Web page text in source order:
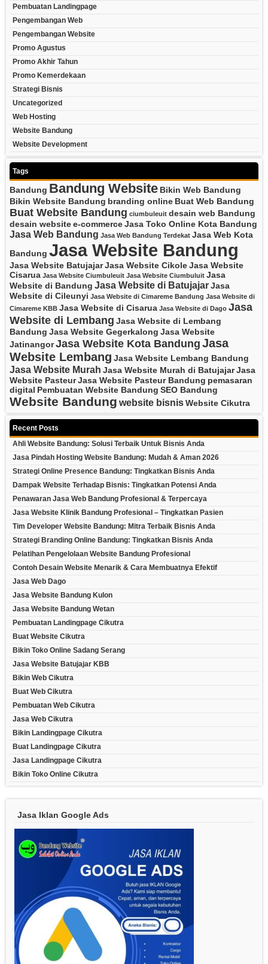
Pembuatan Landingpage
Pengembangan Web
Pengembangan Website
Promo Agustus
Promo Akhir Tahun
Promo Kemerdekaan
Strategi Bisnis
Uncategorized
Web Hosting
Website Bandung
Website Development
Tags
Bandung Bandung Website Bikin Web Bandung
Bikin Website Bandung branding online Buat Web Bandung
Buat Website Bandung ciumbuleuit desain web Bandung
desain websitee-commerceJasa Toko Online Kota Bandung
Jasa Web Bandung Jasa Web Bandung Terdekat Jasa Web Kota
Bandung Jasa Website Bandung
Jasa Website BatujajarJasa Website CikoleJasa Website
Cisarua Jasa Website Ciumbuleuit Jasa Website Ciumbuluit Jasa
Website di Bandung Jasa Website di BatujajarJasa
Website di Cileunyi Jasa Website di Cimareme Bandung Jasa Website di
Cimareme KBB Jasa Website di Cisarua Jasa Website di Dago Jasa
Website di Lembang Jasa Website di Lembang
Bandung Jasa Website Gegerkalong Jasa Website
JatinangorJasa Website Kota BandungJasa
Website Lembang Jasa Website Lembang Bandung
Jasa Website Murah Jasa Website Murah di BatujajarJasa
Website PasteurJasa Website Pasteur Bandung pemasaran
digital Pembuatan Website Bandung SEO Bandung
Website Bandung website bisnisWebsite Cikutra
Recent Posts
Ahli Website Bandung: Solusi Terbaik Untuk Bisnis Anda
Jasa Pindah Hosting Website Bandung: Mudah & Aman 2026
Strategi Online Presence Bandung: Tingkatkan Bisnis Anda
Dampak Website Terhadap Bisnis: Tingkatkan Potensi Anda
Penawaran Jasa Web Bandung Profesional & Terpercaya
Jasa Website Klinik Bandung Profesional – Tingkatkan Pasien
Tim Developer Website Bandung: Mitra Terbaik Bisnis Anda
Strategi Branding Online Bandung: Tingkatkan Bisnis Anda
Pelatihan Pengelolaan Website Bandung Profesional
Contoh Desain Website Menarik & Cara Membuatnya Efektif
Jasa Web Dago
Jasa Website Bandung Kulon
Jasa Website Bandung Wetan
Pembuatan Landingpage Cikutra
Buat Website Cikutra
Bikin Toko Online Sadang Serang
Jasa Website Batujajar KBB
Bikin Web Cikutra
Buat Web Cikutra
Pembuatan Web Cikutra
Jasa Web Cikutra
Bikin Landingpage Cikutra
Buat Landingpage Cikutra
Jasa Landingpage Cikutra
Bikin Toko Online Cikutra
Jasa Iklan Google Ads